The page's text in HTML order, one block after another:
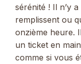
sérénité ! Il n’y
remplissent ou
onzième heure.
un ticket en
comme si vous